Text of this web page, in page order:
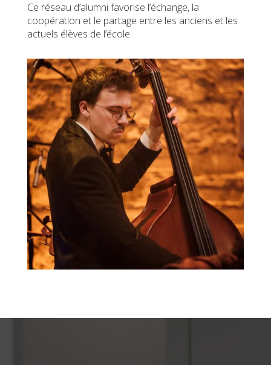
Ce réseau d’alumni favorise l’échange, la
coopération et le partage entre les anciens et les
actuels élèves de l’école.